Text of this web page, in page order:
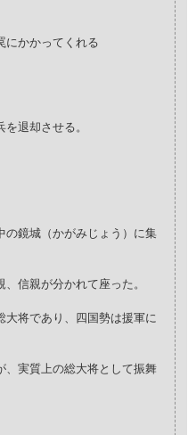
にかかってくれる
退却させる。
の鏡城（かがみじょう）に集
信親が分かれて座った。
大将であり、四国勢は援軍に
、実質上の総大将として振舞